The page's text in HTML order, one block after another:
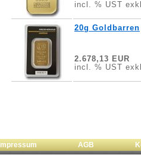
incl. % UST
20g Goldbarren
2.678,13 EUR
incl. % UST
Impressum AGB